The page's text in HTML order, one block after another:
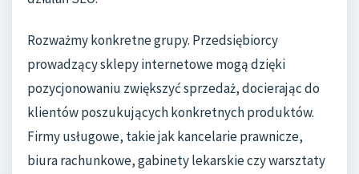
Rozważmy konkretne grupy. Przedsiębiorcy
prowadzący sklepy internetowe mogą dzięki
pozycjonowaniu zwiększyć sprzedaż, docierając do
klientów poszukujących konkretnych produktów.
Firmy usługowe, takie jak kancelarie prawnicze,
biura rachunkowe, gabinety lekarskie czy warsztaty